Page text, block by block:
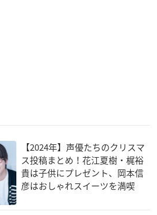
【2024年】声優たちのクリスマ
ス投稿まとめ！花江夏樹・梶裕
貴は子供にプレゼント、岡本信
彦はおしゃれスイーツを満喫